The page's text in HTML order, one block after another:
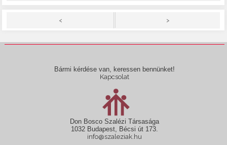
< >
Bármi kérdése van, keressen bennünket!
Kapcsolat
Don Bosco Szalézi Társasága
1032 Budapest, Bécsi út 173.
info@szaleziak.hu